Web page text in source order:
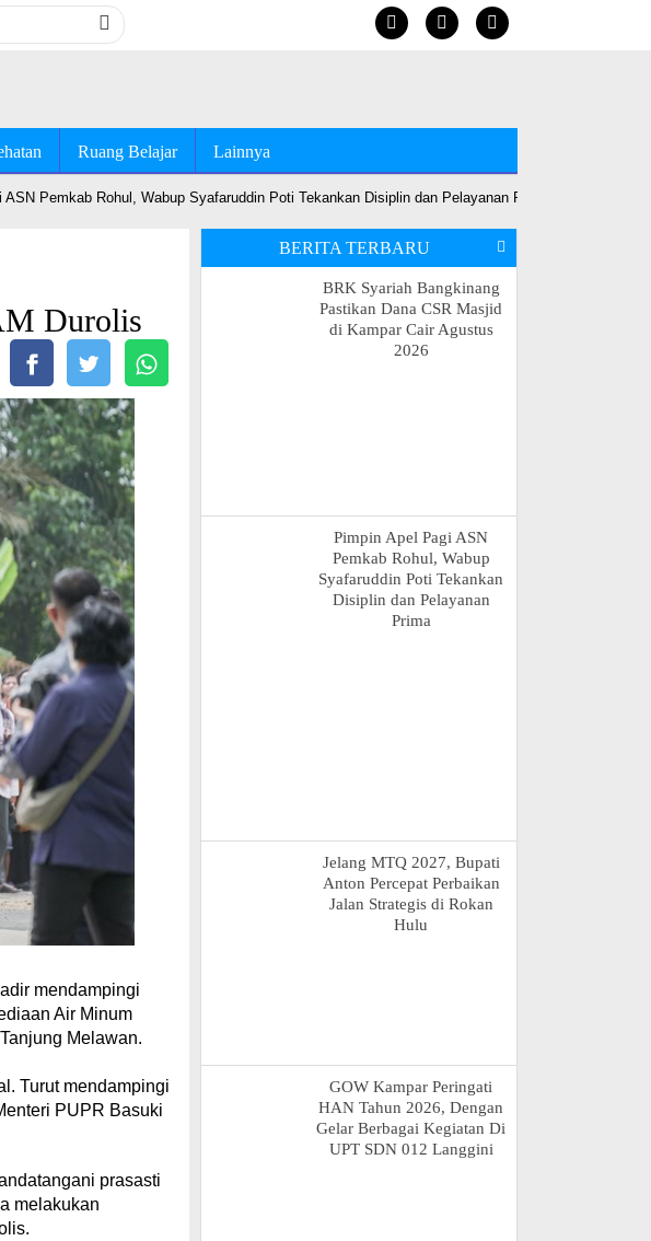
Ruang Belajar Lainnya
ASN Pemkab Rohul, Wabup Syafaruddin Poti Tekankan Disiplin dan Pelayanan Prima
Durolis
mendampingi
Air Minum
Melawan.
Turut mendampingi
PUPR Basuki
prasasti
melakukan
BERITA TERBARU
BRK Syariah Bangkinang
Pastikan Dana CSR Masjid
di Kampar Cair Agustus
2026
Pimpin Apel Pagi ASN
Pemkab Rohul, Wabup
Syafaruddin Poti Tekankan
Disiplin dan Pelayanan
Prima
Jelang MTQ 2027, Bupati
Anton Percepat Perbaikan
Jalan Strategis di Rokan
Hulu
GOW Kampar Peringati
HAN Tahun 2026, Dengan
Gelar Berbagai Kegiatan Di
UPT SDN 012 Langgini